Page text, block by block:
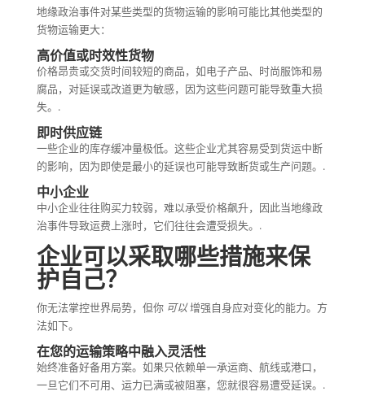
地缘政治事件对某些类型的货物运输的影响可能比其他类型的
货物运输更大：
高价值或时效性货物
价格昂贵或交货时间较短的商品，如电子产品、时尚服饰和易
腐品，对延误或改道更为敏感，因为这些问题可能导致重大损
失。.
即时供应链
一些企业的库存缓冲量极低。这些企业尤其容易受到货运中断
的影响，因为即使是最小的延误也可能导致断货或生产问题。.
中小企业
中小企业往往购买力较弱，难以承受价格飙升，因此当地缘政
治事件导致运费上涨时，它们往往会遭受损失。.
企业可以采取哪些措施来保
护自己？
你无法掌控世界局势，但你 可以增强自身应对变化的能力。方
法如下。
在您的运输策略中融入灵活性
始终准备好备用方案。如果只依赖单一承运商、航线或港口，
一旦它们不可用、运力已满或被阻塞，您就很容易遭受延误。.